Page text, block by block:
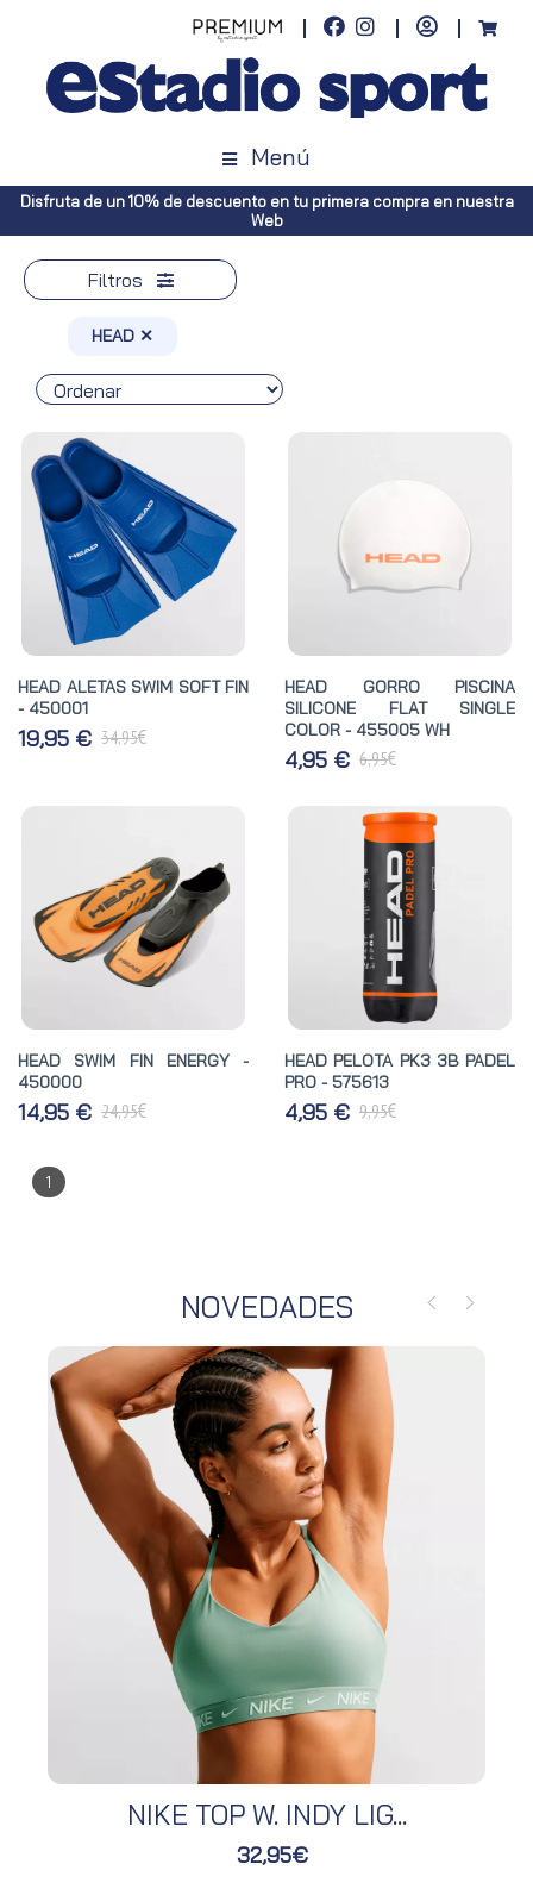
Menú
Disfruta de un 10% de descuento en tu primera compra en nuestra
Web
Filtros
HEAD ✕
HEAD ALETAS SWIM SOFT FIN
- 450001
19,95 € 34,95€
HEAD GORRO PISCINA
SILICONE FLAT SINGLE
COLOR - 455005 WH
4,95 € 6,95€
HEAD SWIM FIN ENERGY -
450000
14,95 € 24,95€
HEAD PELOTA PK3 3B PADEL
PRO - 575613
4,95 € 9,95€
1
NOVEDADES
NIKE TOP W. INDY LIG...
32,95€